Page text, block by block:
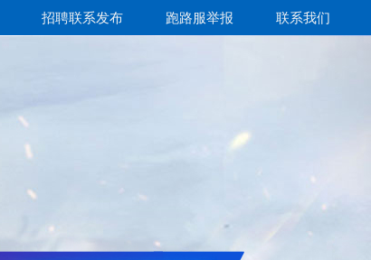
招聘联系发布 跑路服举报 联系我们